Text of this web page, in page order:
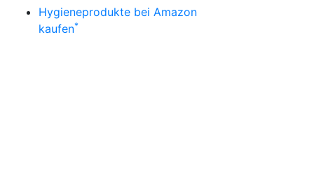
Hygieneprodukte bei Amazon
kaufen*